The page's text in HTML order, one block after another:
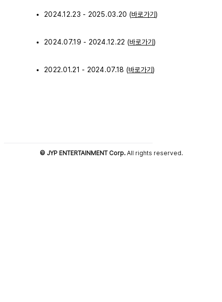
2024.12.23 - 2025.03.20 (바로가기)
2024.07.19 - 2024.12.22 (바로가기)
2022.01.21 - 2024.07.18 (바로가기)
© JYP ENTERTAINMENT Corp.All rights reserved.